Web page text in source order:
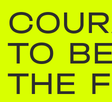
TO BE
THE